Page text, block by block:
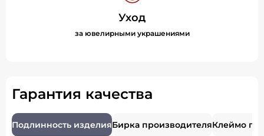
Уход
за ювелирными украшениями
Гарантия качества
Подлинность изделияБирка производителяКлеймо